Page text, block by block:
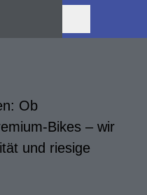
Ob
Bikes – wir
und riesige